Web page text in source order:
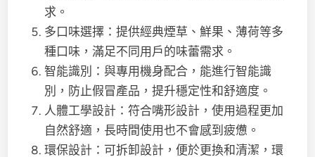
求。
多口味選擇：提供經典煙草、鮮果、薄荷等多
種口味，滿足不同用戶的味蕾需求。
智能識別：與專用機身配合，能進行智能識
別，防止假冒產品，提升穩定性和舒適度。
人體工學設計：符合嘴形設計，使用過程更加
自然舒適，長時間使用也不會感到疲憊。
環保設計：可拆卸設計，便於更換和清潔，環